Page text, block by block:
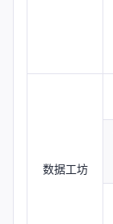
数据工坊